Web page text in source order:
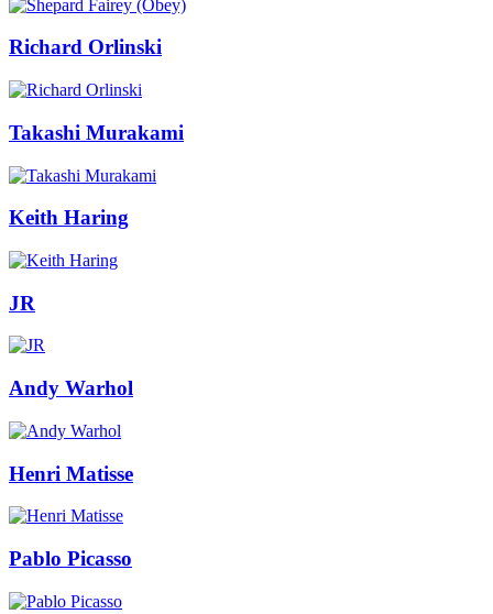
Richard Orlinski
Takashi Murakami
Keith Haring
JR
Andy Warhol
Henri Matisse
Pablo Picasso